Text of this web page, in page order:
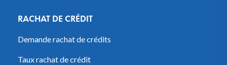
RACHAT DE CRÉDIT
Demande rachat de crédits
Taux rachat de crédit